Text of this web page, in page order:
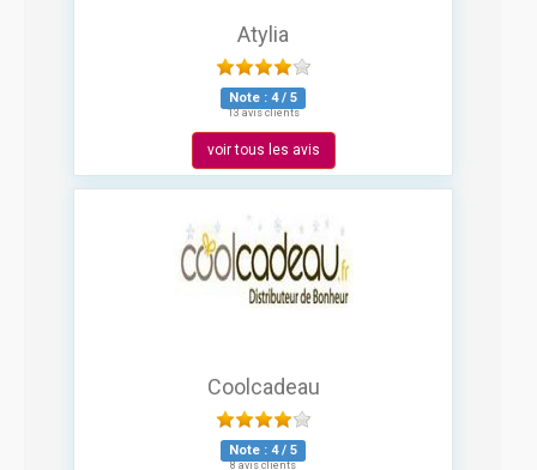
Atylia
Note : 4/ 5
13 avis clients
voir tous les avis
Coolcadeau
Note : 4/ 5
8 avis clients